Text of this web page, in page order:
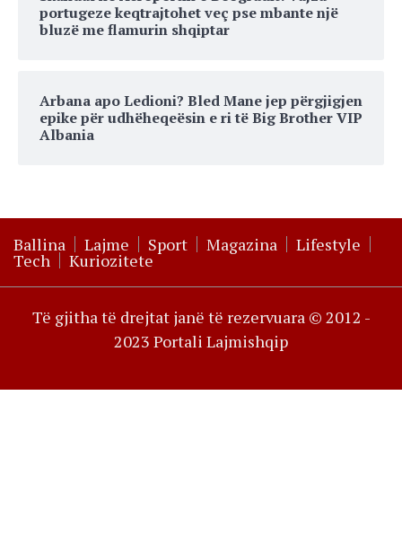
portugeze keqtrajtohet veç pse mbante një
bluzë me flamurin shqiptar
Arbana apo Ledioni? Bled Mane jep përgjigjen
epike për udhëheqeësin e ri të Big Brother VIP
Albania
Ballina Lajme Sport Magazina Lifestyle
Tech Kuriozitete
Të gjitha të drejtat janë të rezervuara © 2012 -
2023 Portali Lajmishqip